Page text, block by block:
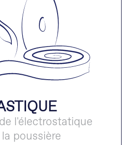
l'électrostatique
poussière